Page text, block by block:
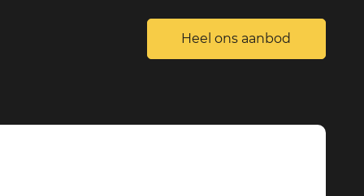
Heel ons aanbod